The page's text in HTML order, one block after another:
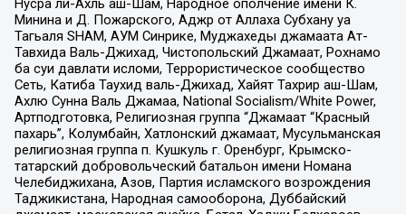
Нусра ли-Ахль аш-Шам, Народное ополчение имени К.
Минина и Д. Пожарского, Аджр от Аллаха Субхану уа
Тагьаля SHAM, АУМ Синрике, Муджахеды джамаата Ат-
Тавхида Валь-Джихад, Чистопольский Джамаат, Рохнамо
ба суи давлати исломи, Террористическое сообщество
Сеть, Катиба Таухид валь-Джихад, Хайят Тахрир аш-Шам,
Ахлю Сунна Валь Джамаа, National Socialism/White Power,
Артподготовка, Религиозная группа “Джамаат “Красный
пахарь”, Колумбайн, Хатлонский джамаат, Мусульманская
религиозная группа п. Кушкуль г. Оренбург, Крымско-
татарский добровольческий батальон имени Номана
Челебиджихана, Азов, Партия исламского возрождения
Таджикистана, Народная самооборона, Дуббайский